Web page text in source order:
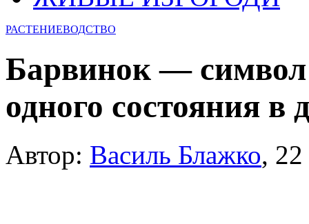
РАСТЕНИЕВОДСТВО
Барвинок — символ
одного состояния в
Автор: Василь Блажко,